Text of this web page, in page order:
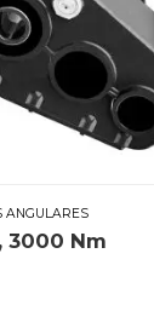
ANGULARES
3000 Nm